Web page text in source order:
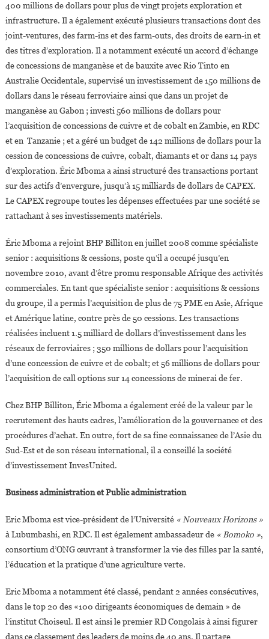
400 millions de dollars pour plus de vingt projets exploration et
infrastructure. Il a également exécuté plusieurs transactions dont des
joint-ventures, des farm-ins et des farm-outs, des droits de earn-in et
des titres d’exploration. Il a notamment exécuté un accord d’échange
de concessions de manganèse et de bauxite avec Rio Tinto en
Australie Occidentale, supervisé un investissement de 150 millions de
dollars dans le réseau ferroviaire ainsi que dans un projet de
manganèse au Gabon ; investi 560 millions de dollars pour
l’acquisition de concessions de cuivre et de cobalt en Zambie, en RDC
et en Tanzanie ; et a géré un budget de 142 millions de dollars pour la
cession de concessions de cuivre, cobalt, diamants et or dans 14 pays
d’exploration. Éric Mboma a ainsi structuré des transactions portant
sur des actifs d’envergure, jusqu’à 15 milliards de dollars de CAPEX.
Le CAPEX regroupe toutes les dépenses effectuées par une société se
rattachant à ses investissements matériels.
Éric Mboma a rejoint BHP Billiton en juillet 2008 comme spécialiste
senior : acquisitions & cessions, poste qu’il a occupé jusqu’en
novembre 2010, avant d’être promu responsable Afrique des activités
commerciales. En tant que spécialiste senior : acquisitions & cessions
du groupe, il a permis l’acquisition de plus de 75 PME en Asie, Afrique
et Amérique latine, contre près de 50 cessions. Les transactions
réalisées incluent 1.5 milliard de dollars d’investissement dans les
réseaux de ferroviaires ; 350 millions de dollars pour l’acquisition
d’une concession de cuivre et de cobalt; et 56 millions de dollars pour
l’acquisition de call options sur 14 concessions de minerai de fer.
Chez BHP Billiton, Éric Mboma a également créé de la valeur par le
recrutement des hauts cadres, l’amélioration de la gouvernance et des
procédures d’achat. En outre, fort de sa fine connaissance de l’Asie du
Sud-Est et de son réseau international, il a conseillé la société
d’investissement InvesUnited.
Business administration et Public administration
Eric Mboma est vice-président de l’Université « Nouveaux Horizons »
à Lubumbashi, en RDC. Il est également ambassadeur de « Bomoko »,
consortium d’ONG œuvrant à transformer la vie des filles par la santé,
l’éducation et la pratique d’une agriculture verte.
Eric Mboma a notamment été classé, pendant 2 années consécutives,
dans le top 20 des «100 dirigeants économiques de demain » de
l’institut Choiseul. Il est ainsi le premier RD Congolais à ainsi figurer
dans ce classement des leaders de moins de 40 ans. Il partage